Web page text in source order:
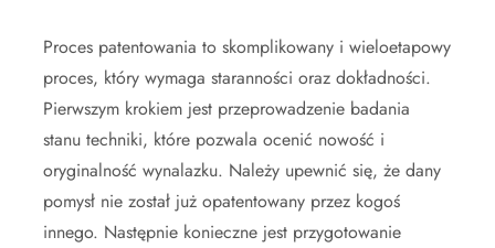
Proces patentowania to skomplikowany i wieloetapowy
proces, który wymaga staranności oraz dokładności.
Pierwszym krokiem jest przeprowadzenie badania
stanu techniki, które pozwala ocenić nowość i
oryginalność wynalazku. Należy upewnić się, że dany
pomysł nie został już opatentowany przez kogoś
innego. Następnie konieczne jest przygotowanie